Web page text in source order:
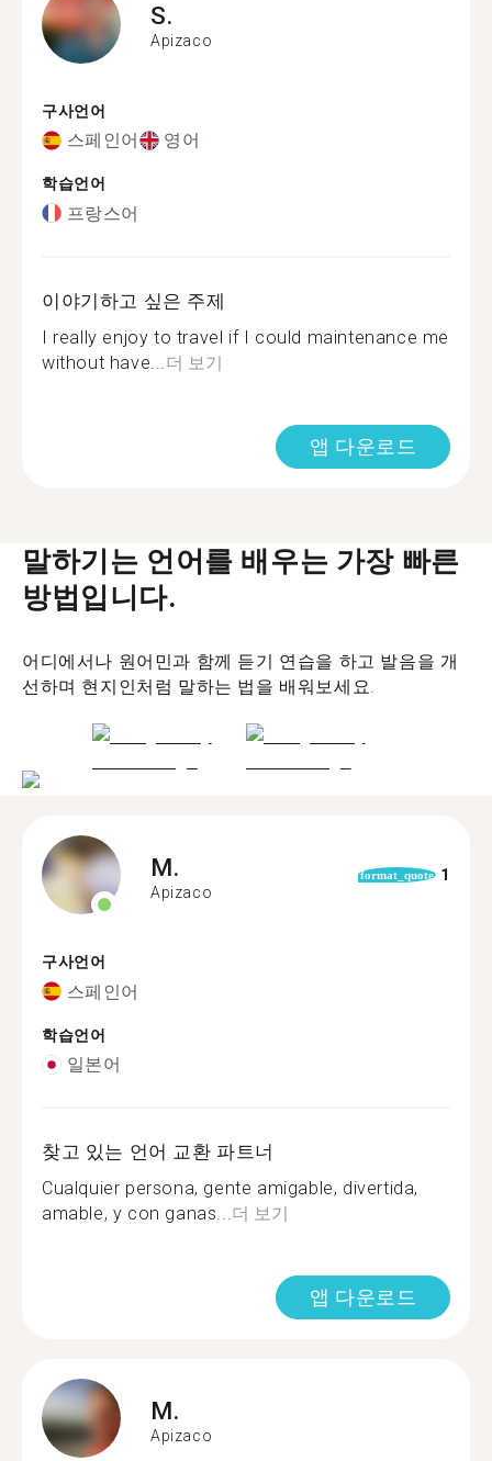
S.
Apizaco
구사언어
스페인어 영어
학습언어
프랑스어
이야기하고 싶은 주제
I really enjoy to travel if I could maintenance me
without have... 더 보기
앱 다운로드
말하기는 언어를 배우는 가장 빠른
방법입니다.
어디에서나 원어민과 함께 듣기 연습을 하고 발음을 개
선하며 현지인처럼 말하는 법을 배워보세요.
M.
Apizaco
format_quote 1
구사언어
스페인어
학습언어
일본어
찾고 있는 언어 교환 파트너
Cualquier persona, gente amigable, divertida,
amable, y con ganas...더 보기
앱 다운로드
M.
Apizaco